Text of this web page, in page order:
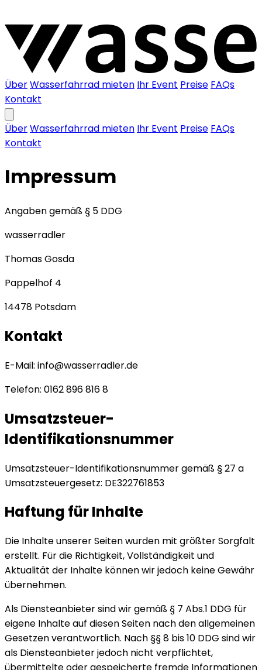
ÜberWasserfahrrad mieten Ihr Event Preise FAQs
Kontakt
ÜberWasserfahrrad mieten Ihr Event Preise FAQs
Kontakt
Impressum
Angaben gemäß § 5 DDG
wasserradler
Thomas Gosda
Pappelhof 4
14478 Potsdam
Kontakt
E-Mail: info@wasserradler.de
Telefon: 0162 896 816 8
Umsatzsteuer-
Identifikationsnummer
Umsatzsteuer-Identifikationsnummer gemäß § 27 a
Umsatzsteuergesetz: DE322761853
Haftung für Inhalte
Die Inhalte unserer Seiten wurden mit größter Sorgfalt
erstellt. Für die Richtigkeit, Vollständigkeit und
Aktualität der Inhalte können wir jedoch keine Gewähr
übernehmen.
Als Diensteanbieter sind wir gemäß § 7 Abs.1 DDG für
eigene Inhalte auf diesen Seiten nach den allgemeinen
Gesetzen verantwortlich. Nach §§ 8 bis 10 DDG sind wir
als Diensteanbieter jedoch nicht verpflichtet,